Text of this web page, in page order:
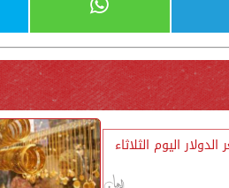
اليوم الثلاثاء